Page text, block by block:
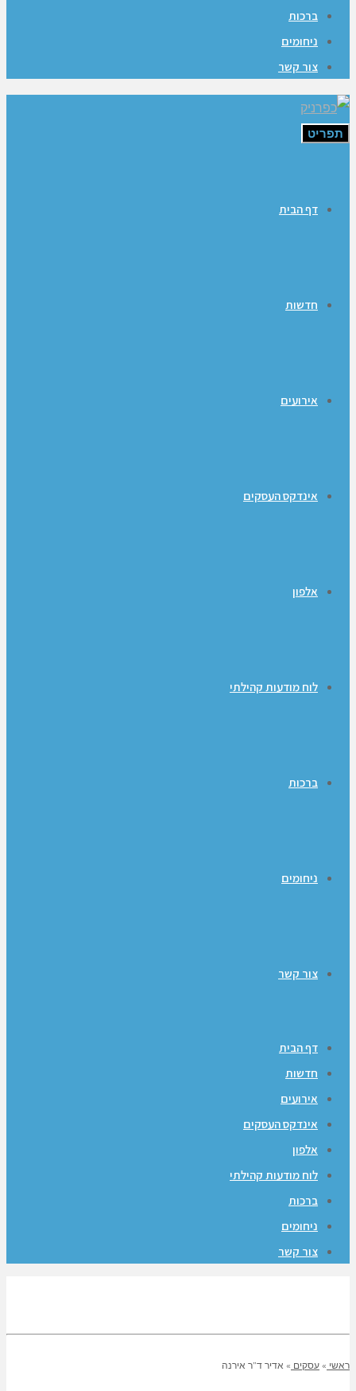
ברכות
ניחומים
צור קשר
תפריט
דף הבית
חדשות
אירועים
אינדקס העסקים
אלפון
לוח מודעות קהילתי
ברכות
ניחומים
צור קשר
דף הבית
חדשות
אירועים
אינדקס העסקים
אלפון
לוח מודעות קהילתי
ברכות
ניחומים
צור קשר
ראשי » עסקים » אדיר ד”ר אירנה